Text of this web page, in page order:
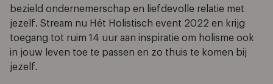
bezield ondernemerschap en liefdevolle relatie met
jezelf. Stream nu Hét Holistisch event 2022 en krijg
toegang tot ruim 14 uur aan inspiratie om holisme ook
in jouw leven toe te passen en zo thuis te komen bij
jezelf.